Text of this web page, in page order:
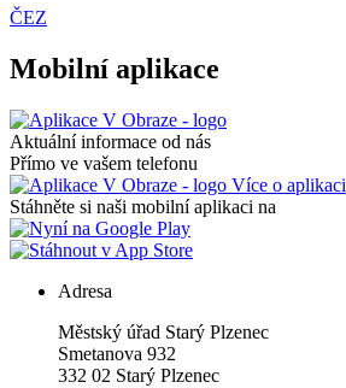
ČEZ
Mobilní aplikace
Aktuální informace od nás
Přímo ve vašem telefonu
Více o aplikaci
Stáhněte si naši mobilní aplikaci na
Adresa
Městský úřad Starý Plzenec
Smetanova 932
332 02 Starý Plzenec